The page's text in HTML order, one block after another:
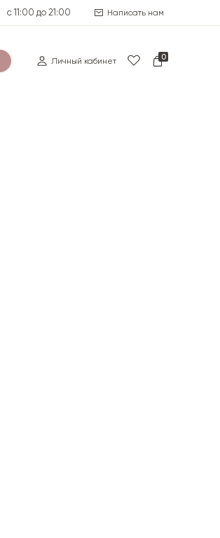
с 11:00 до 21:00 Написать нам
Личный кабинет 0